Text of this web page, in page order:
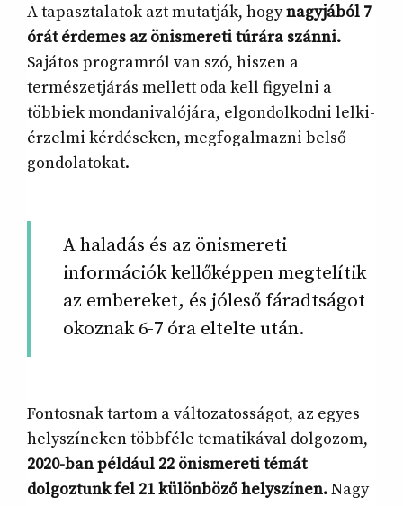
A tapasztalatok azt mutatják, hogynagyjából 7
órát érdemes az önismereti túrára szánni.
Sajátos programról van szó, hiszen a
természetjárás mellett oda kell figyelni a
többiek mondanivalójára, elgondolkodni lelki-
érzelmi kérdéseken, megfogalmazni belső
gondolatokat.
A haladás és az önismereti
információk kellőképpen megtelítik
az embereket, és jóleső fáradtságot
okoznak 6-7 óra eltelte után.
Fontosnak tartom a változatosságot, az egyes
helyszíneken többféle tematikával dolgozom,
2020-ban például 22 önismereti témát
dolgoztunk fel 21 különböző helyszínen.Nagy